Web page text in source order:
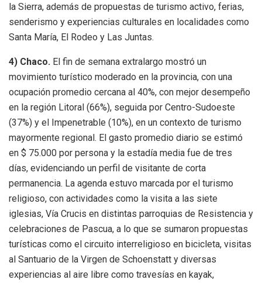
la Sierra, además de propuestas de turismo activo, ferias,
senderismo y experiencias culturales en localidades como
Santa María, El Rodeo y Las Juntas.
4) Chaco. El fin de semana extralargo mostró un
movimiento turístico moderado en la provincia, con una
ocupación promedio cercana al 40%, con mejor desempeño
en la región Litoral (66%), seguida por Centro-Sudoeste
(37%) y el Impenetrable (10%), en un contexto de turismo
mayormente regional. El gasto promedio diario se estimó
en $ 75.000 por persona y la estadía media fue de tres
días, evidenciando un perfil de visitante de corta
permanencia. La agenda estuvo marcada por el turismo
religioso, con actividades como la visita a las siete
iglesias, Vía Crucis en distintas parroquias de Resistencia y
celebraciones de Pascua, a lo que se sumaron propuestas
turísticas como el circuito interreligioso en bicicleta, visitas
al Santuario de la Virgen de Schoenstatt y diversas
experiencias al aire libre como travesías en kayak,